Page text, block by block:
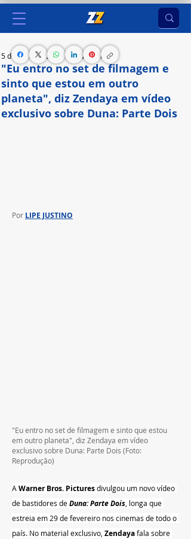
"Eu entro no set de filmagem e
sinto que estou em outro
planeta", diz Zendaya em vídeo
exclusivo sobre Duna: Parte Dois
5 de fev. de 2024 2 min de leitura
Por LIPE JUSTINO
"Eu entro no set de filmagem e sinto que estou
em outro planeta", diz Zendaya em vídeo
exclusivo sobre Duna: Parte Dois (Foto:
Reprodução)
A Warner Bros. Pictures divulgou um novo vídeo
de bastidores de Duna: Parte Dois , longa que
estreia em 29 de fevereiro nos cinemas de todo o
país. No material exclusivo, Zendaya fala sobre